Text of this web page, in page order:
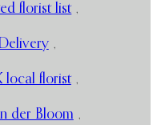
florist list ,
,
local florist ,
der Bloom ,